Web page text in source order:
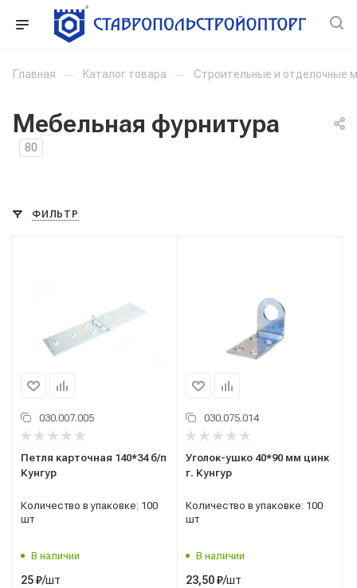
Главная — Каталог товара — Строительные и отделочные
Мебельная фурнитура
80
ФИЛЬТР
030.007.005
Петля карточная 140*34 б/п
Кунгур
Количество в упаковке: 100
шт
В наличии
25₽/шт
030.075.014
Уголок-ушко 40*90 мм цинк
г. Кунгур
Количество в упаковке: 100
шт
В наличии
23,50₽/шт